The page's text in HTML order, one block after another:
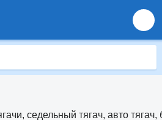
седельный тягач, авто тягач,